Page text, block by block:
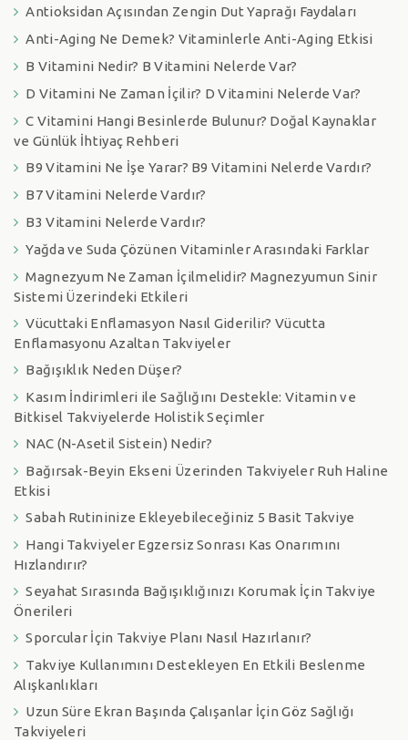
Antioksidan Açısından Zengin Dut Yaprağı Faydaları
Anti-Aging Ne Demek? Vitaminlerle Anti-Aging Etkisi
B Vitamini Nedir? B Vitamini Nelerde Var?
D Vitamini Ne Zaman İçilir? D Vitamini Nelerde Var?
C Vitamini Hangi Besinlerde Bulunur? Doğal Kaynaklar
ve Günlük İhtiyaç Rehberi
B9 Vitamini Ne İşe Yarar? B9 Vitamini Nelerde Vardır?
B7 Vitamini Nelerde Vardır?
B3 Vitamini Nelerde Vardır?
Yağda ve Suda Çözünen Vitaminler Arasındaki Farklar
Magnezyum Ne Zaman İçilmelidir? Magnezyumun Sinir
Sistemi Üzerindeki Etkileri
Vücuttaki Enflamasyon Nasıl Giderilir? Vücutta
Enflamasyonu Azaltan Takviyeler
Bağışıklık Neden Düşer?
Kasım İndirimleri ile Sağlığını Destekle: Vitamin ve
Bitkisel Takviyelerde Holistik Seçimler
NAC (N-Asetil Sistein) Nedir?
Bağırsak-Beyin Ekseni Üzerinden Takviyeler Ruh Haline
Etkisi
Sabah Rutininize Ekleyebileceğiniz 5 Basit Takviye
Hangi Takviyeler Egzersiz Sonrası Kas Onarımını
Hızlandırır?
Seyahat Sırasında Bağışıklığınızı Korumak İçin Takviye
Önerileri
Sporcular İçin Takviye Planı Nasıl Hazırlanır?
Takviye Kullanımını Destekleyen En Etkili Beslenme
Alışkanlıkları
Uzun Süre Ekran Başında Çalışanlar İçin Göz Sağlığı
Takviyeleri